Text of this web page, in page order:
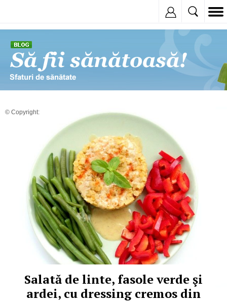
© Copyright:
Salată de linte, fasole verde şi
ardei, cu dressing cremos din